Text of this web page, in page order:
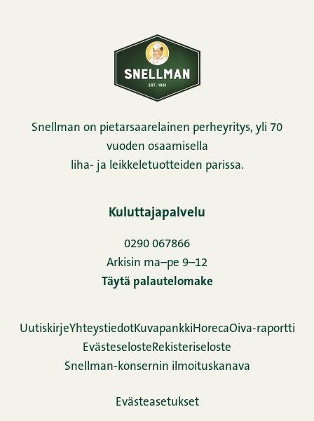
Snellman on pietarsaarelainen perheyritys, yli 70
vuoden osaamisella
liha- ja leikkeletuotteiden parissa.
Kuluttajapalvelu
0290 067866
Arkisin ma–pe 9–12
Täytä palautelomake
UutiskirjeYhteystiedotKuvapankki HorecaOiva-raportti
Evästeseloste Rekisteriseloste
Snellman-konsernin ilmoituskanava
Evästeasetukset